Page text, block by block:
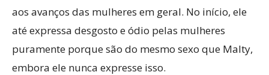
aos avanços das mulheres em geral. No início, ele
até expressa desgosto e ódio pelas mulheres
puramente porque são do mesmo sexo que Malty,
embora ele nunca expresse isso.